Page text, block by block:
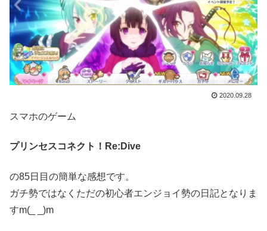
2020.09.28
スマホのゲーム
プリンセスコネクト！Re:Dive
の85日目の簡単な感想です。
ガチ勢ではなくただの初心者エンジョイ勢の日記となりま
すm(_ _)m